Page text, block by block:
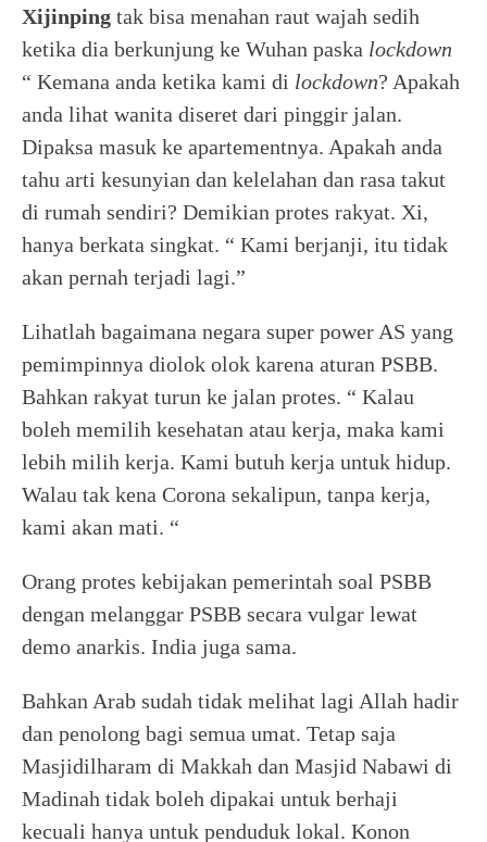
Xijinping tak bisa menahan raut wajah sedih
ketika dia berkunjung ke Wuhan paska lockdown
“ Kemana anda ketika kami di lockdown? Apakah
anda lihat wanita diseret dari pinggir jalan.
Dipaksa masuk ke apartementnya. Apakah anda
tahu arti kesunyian dan kelelahan dan rasa takut
di rumah sendiri? Demikian protes rakyat. Xi,
hanya berkata singkat. “ Kami berjanji, itu tidak
akan pernah terjadi lagi.”
Lihatlah bagaimana negara super power AS yang
pemimpinnya diolok olok karena aturan PSBB.
Bahkan rakyat turun ke jalan protes. “ Kalau
boleh memilih kesehatan atau kerja, maka kami
lebih milih kerja. Kami butuh kerja untuk hidup.
Walau tak kena Corona sekalipun, tanpa kerja,
kami akan mati. “
Orang protes kebijakan pemerintah soal PSBB
dengan melanggar PSBB secara vulgar lewat
demo anarkis. India juga sama.
Bahkan Arab sudah tidak melihat lagi Allah hadir
dan penolong bagi semua umat. Tetap saja
Masjidilharam di Makkah dan Masjid Nabawi di
Madinah tidak boleh dipakai untuk berhaji
kecuali hanya untuk penduduk lokal. Konon